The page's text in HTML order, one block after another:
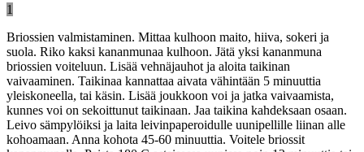
1
Briossien valmistaminen. Mittaa kulhoon maito, hiiva, sokeri ja
suola. Riko kaksi kananmunaa kulhoon. Jätä yksi kananmuna
briossien voiteluun. Lisää vehnäjauhot ja aloita taikinan
vaivaaminen. Taikinaa kannattaa aivata vähintään 5 minuuttia
yleiskoneella, tai käsin. Lisää joukkoon voi ja jatka vaivaamista,
kunnes voi on sekoittunut taikinaan. Jaa taikina kahdeksaan osaan.
Leivo sämpylöiksi ja laita leivinpaperoidulle uunipellille liinan alle
kohoamaan. Anna kohota 45-60 minuuttia. Voitele briossit